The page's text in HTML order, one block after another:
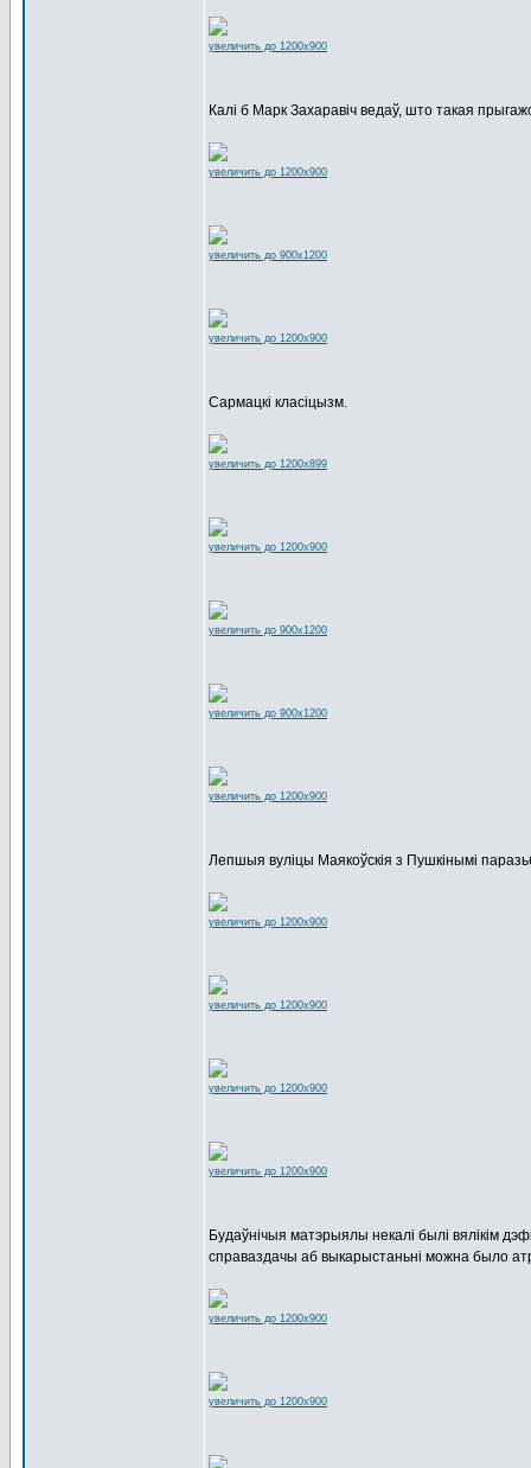
увеличить до 1200x900
Калі б Марк Захаравіч ведаў, што такая
увеличить до 1200x900
увеличить до 900x1200
увеличить до 1200x900
Сармацкі класіцызм.
увеличить до 1200x899
увеличить до 1200x900
увеличить до 900x1200
увеличить до 900x1200
увеличить до 1200x900
Лепшыя вуліцы Маякоўскія з Пушкінымі
увеличить до 1200x900
увеличить до 1200x900
увеличить до 1200x900
увеличить до 1200x900
Будаўнічыя матэрыялы некалі былі вялікім
справаздачы аб выкарыстаньні можна было
увеличить до 1200x900
увеличить до 1200x900